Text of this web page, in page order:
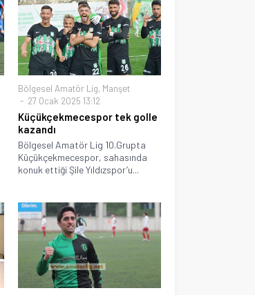
Bölgesel Amatör Lig, Manşet
27 Ocak 2025 13:12
Küçükçekmecespor tek golle
kazandı
Bölgesel Amatör Lig 10.Grupta
Küçükçekmecespor, sahasında
konuk ettiği Şile Yıldızspor’u...